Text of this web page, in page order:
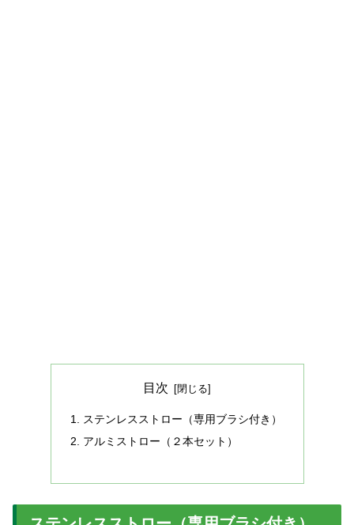
目次
ステンレスストロー（専用ブラシ付き）
アルミストロー（２本セット）